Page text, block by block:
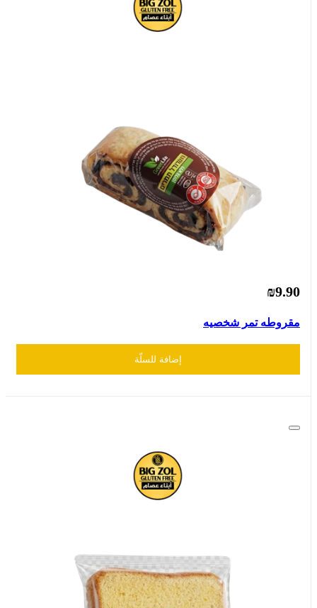
₪9.90
مقروطه تمر شخصيه
إضافة للسلّة